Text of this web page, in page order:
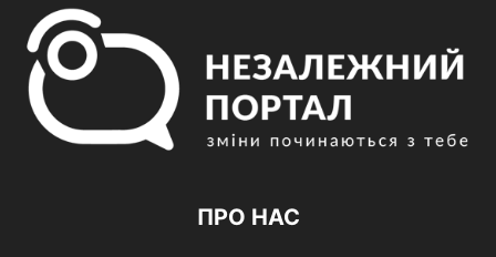
ПРО НАС